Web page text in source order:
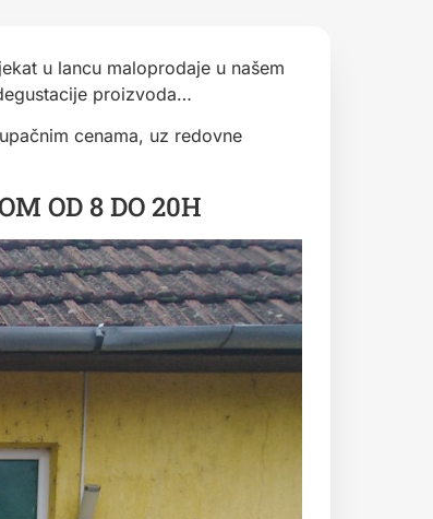
u lancu maloprodaje u našem
proizvoda…
cenama, uz redovne
OD 8 DO 20H